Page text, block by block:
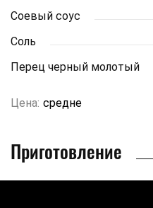
Соевый соус
Соль
Перец черный молотый
Цена: средне
Приготовление